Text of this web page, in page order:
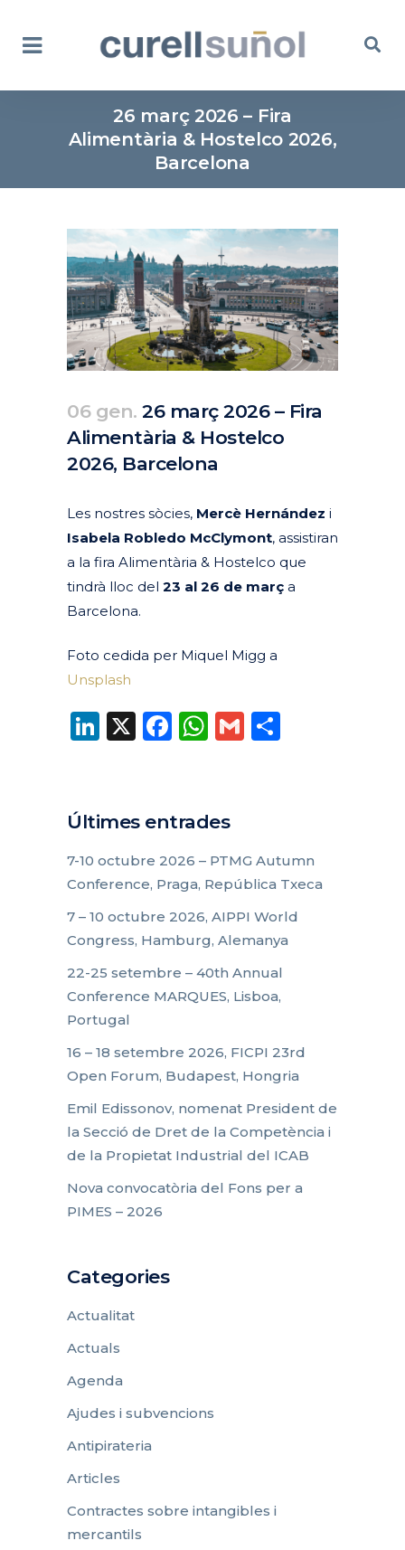
26 març 2026 – Fira
Alimentària & Hostelco 2026,
Barcelona
06 gen. 26 març 2026 – Fira
Alimentària & Hostelco
2026, Barcelona
Les nostres sòcies, Mercè Hernández i
Isabela Robledo McClymont, assistiran
a la fira Alimentària & Hostelco que
tindrà lloc del 23 al 26 de març a
Barcelona.
Foto cedida per Miquel Migg a
Unsplash
LinkedIn
X Facebook
WhatsApp
Gmail
Últimes entrades
7-10 octubre 2026 – PTMG Autumn
Conference, Praga, República Txeca
7 – 10 octubre 2026, AIPPI World
Congress, Hamburg, Alemanya
22-25 setembre – 40th Annual
Conference MARQUES, Lisboa,
Portugal
16 – 18 setembre 2026, FICPI 23rd
Open Forum, Budapest, Hongria
Emil Edissonov, nomenat President de
la Secció de Dret de la Competència i
de la Propietat Industrial del ICAB
Nova convocatòria del Fons per a
PIMES – 2026
Categories
Actualitat
Actuals
Agenda
Ajudes i subvencions
Antipirateria
Articles
Contractes sobre intangibles i
mercantils